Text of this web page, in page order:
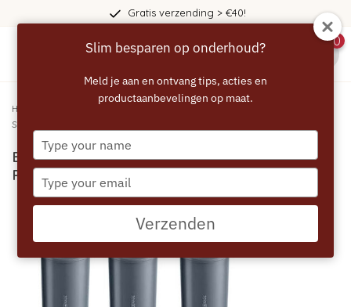
Gratis verzending > €40!
0
Home
Smart+ filters
ECCELLENTE PROFESSIONAL Set 25 st. 2in1
Reiniging & 3 JURA PRO Smart+ filters
Slim besparen op onderhoud?
Meld je aan en ontvang tips, acties en
productaanbevelingen op maat.
Type
your
name
Type
your
email
Verzenden